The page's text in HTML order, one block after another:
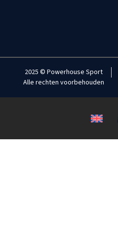
2025 © Powerhouse Sport
Alle rechten voorbehouden